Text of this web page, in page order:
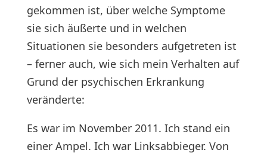
gekommen ist, über welche Symptome
sie sich äußerte und in welchen
Situationen sie besonders aufgetreten ist
– ferner auch, wie sich mein Verhalten auf
Grund der psychischen Erkrankung
veränderte:
Es war im November 2011. Ich stand ein
einer Ampel. Ich war Linksabbieger. Von